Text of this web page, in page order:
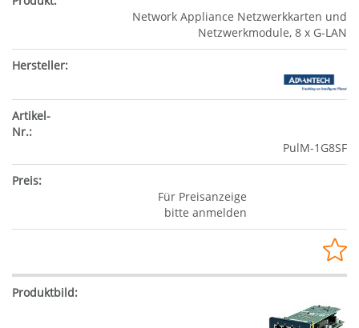
Network Appliance Netzwerkkarten und
Netzwerkmodule, 8 x G-LAN
PulM-1G8SF
Für Preisanzeige
bitte anmelden